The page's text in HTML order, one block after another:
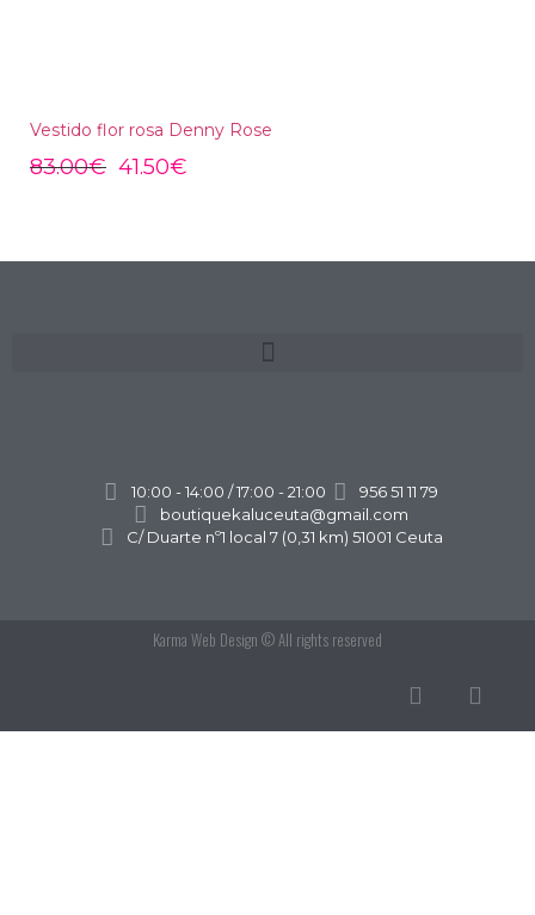
Vestido flor rosa Denny Rose
83.00€ 41.50€
10:00 - 14:00 / 17:00 - 21:00
956 51 11 79
boutiquekaluceuta@gmail.com
C/ Duarte nº1 local 7 (0,31 km) 51001 Ceuta
Karma Web Design © All rights reserved